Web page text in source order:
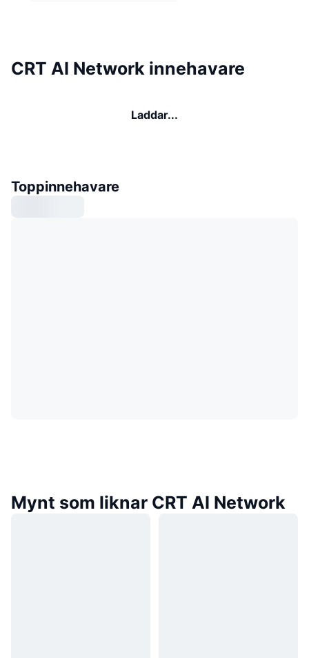
CRT AI Network innehavare
Laddar...
Toppinnehavare
Mynt som liknar CRT AI Network